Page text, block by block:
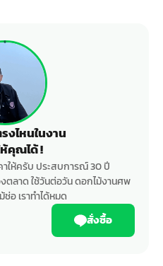
งไหนในงาน
ห้คุณได้ !
ให้ครับ ประสบการณ์ 30 ปี
ลาด ใช้วันต่อวัน ดอกไม้งานศพ
อ เราทำได้หมด
สั่งซื้อ